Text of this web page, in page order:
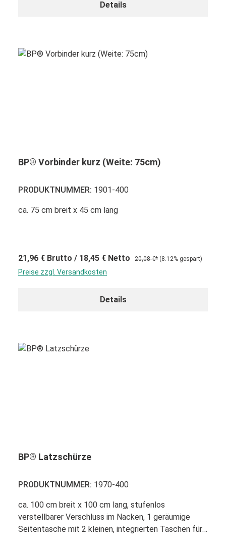
Details
BP® Vorbinder kurz (Weite: 75cm)
PRODUKTNUMMER: 1901-400
ca. 75 cm breit x 45 cm lang
21,96 € Brutto / 18,45 € Netto 20,08 €* (8.12% gespart)
Preise zzgl. Versandkosten
Details
BP® Latzschürze
PRODUKTNUMMER: 1970-400
ca. 100 cm breit x 100 cm lang, stufenlos
verstellbarer Verschluss im Nacken, 1 geräumige
Seitentasche mit 2 kleinen, integrierten Taschen für